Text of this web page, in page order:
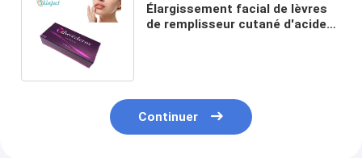
Élargissement facial de lèvres
de remplisseur cutané d'acide
Continuer